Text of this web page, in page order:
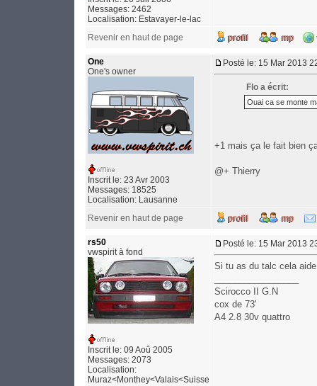
Messages: 2462
Localisation: Estavayer-le-lac
Revenir en haut de page
One
One's owner
Inscrit le: 23 Avr 2003
Messages: 18525
Localisation: Lausanne
Posté le: 15 Mar 2013
Flo a écrit:
Ouai ca se monte
+1 mais ça le fait bien
@+ Thierry
Revenir en haut de page
rs50
vwspirit à fond
Inscrit le: 09 Aoû 2005
Messages: 2073
Localisation:
Muraz<Monthey<Valais<Suisse
Posté le: 15 Mar 2013
Si tu as du talc cela
Scirocco II G.N
cox de 73'
A4 2.8 30v quattro